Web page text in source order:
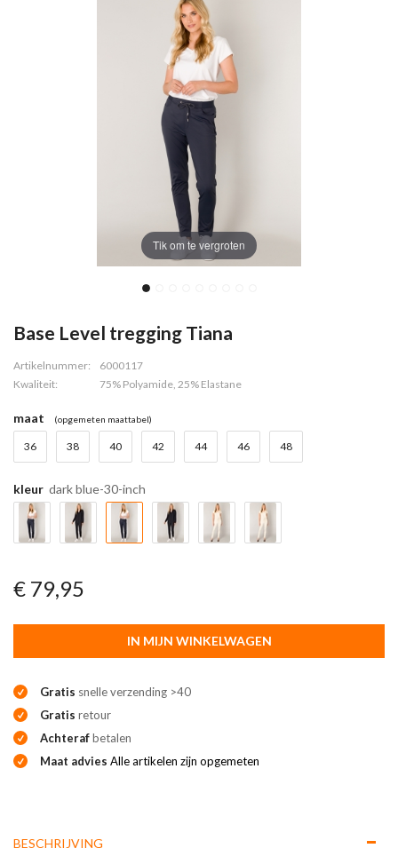
Tik om te vergroten
Base Level tregging Tiana
Artikelnummer:
6000117
Kwaliteit:
75% Polyamide, 25% Elastane
maat (opgemeten maattabel)
36 38 40 42 44 46 48
kleur dark blue-30-inch
€ 79,95
IN MIJN WINKELWAGEN
Gratis snelle verzending >40
Gratis retour
Achterafbetalen
Maat advies Alle artikelen zijn opgemeten
BESCHRIJVING